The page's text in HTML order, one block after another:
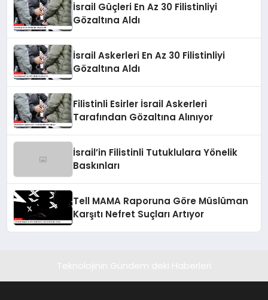
İsrail Güçleri En Az 30 Filistinliyi
Gözaltına Aldı
İsrail Askerleri En Az 30 Filistinliyi
Gözaltına Aldı
Filistinli Esirler İsrail Askerleri
Tarafından Gözaltına Alınıyor
İsrail’in Filistinli Tutuklulara Yönelik
Baskınları
Tell MAMA Raporuna Göre Müslüman
Karşıtı Nefret Suçları Artıyor